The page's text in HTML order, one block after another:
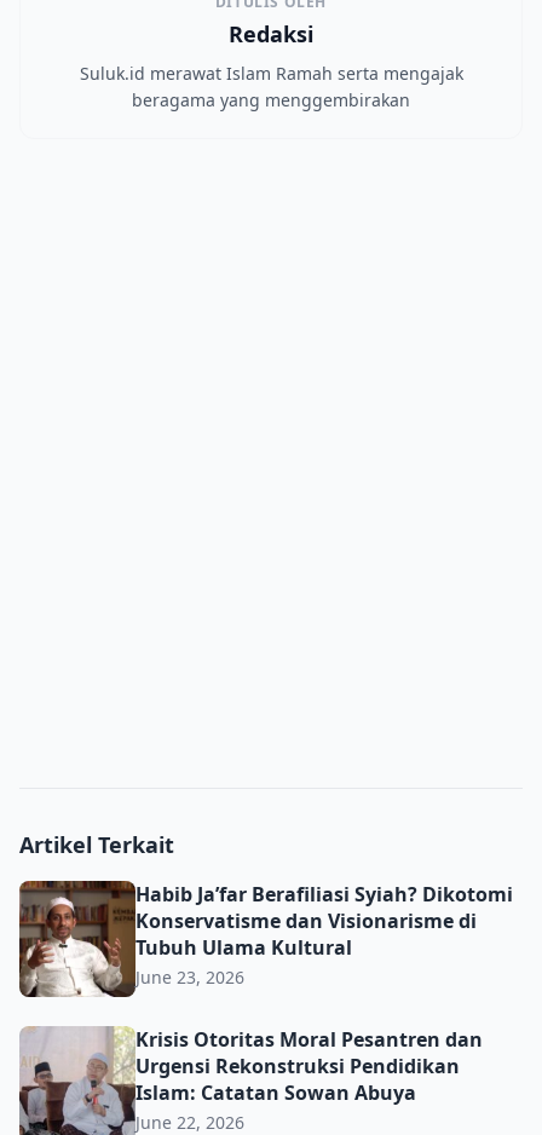
Redaksi
Suluk.id merawat Islam Ramah serta mengajak
beragama yang menggembirakan
Artikel Terkait
Habib Ja’far Berafiliasi Syiah? Dikotomi Konservatisme
Habib Ja’far Berafiliasi Syiah? Dikotomi
Konservatisme dan Visionarisme di
Tubuh Ulama Kultural
June 23, 2026
Krisis Otoritas Moral Pesantren dan Urgensi
Krisis Otoritas Moral Pesantren dan
Urgensi Rekonstruksi Pendidikan
Islam: Catatan Sowan Abuya
June 22, 2026